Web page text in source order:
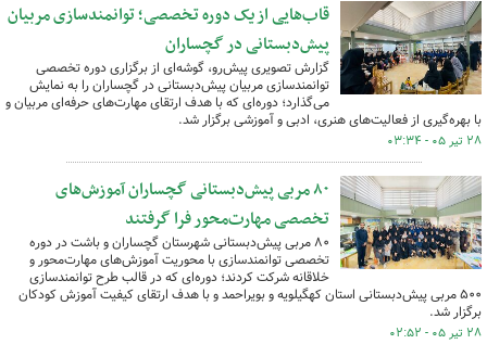
قاب‌هایی از یک دوره تخصصی؛ توانمندسازی مربیان
پیش‌دبستانی در گچساران
گزارش تصویری پیش‌رو، گوشه‌ای از برگزاری دوره تخصصی
توانمندسازی مربیان پیش‌دبستانی در گچساران را به نمایش
می‌گذارد؛ دوره‌ای که با هدف ارتقای مهارت‌های حرفه‌ای مربیان و
با بهره‌گیری از فعالیت‌های هنری، ادبی و آموزشی برگزار شد.
۲۸ تیر ۰۵ - ۰۳:۳۴
۸۰ مربی پیش‌دبستانی گچساران آموزش‌های
تخصصی مهارت‌محور فرا گرفتند
۸۰ مربی پیش‌دبستانی شهرستان گچساران و باشت در دوره
تخصصی توانمندسازی با محوریت آموزش‌های مهارت‌محور و
خلاقانه شرکت کردند؛ دوره‌ای که در قالب طرح توانمندسازی
۵۰۰ مربی پیش‌دبستانی استان کهگیلویه و بویراحمد و با هدف ارتقای کیفیت آموزش کودکان
برگزار شد.
۲۸ تیر ۰۵ - ۰۲:۵۲